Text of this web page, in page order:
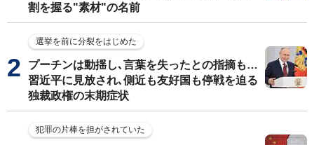
割を握る"素材"の名前
選挙を前に分裂をはじめた
プーチンは動揺し､言葉を失ったとの指摘も…
習近平に見放され､側近も友好国も停戦を迫る
独裁政権の末期症状
犯罪の片棒を担がされていた